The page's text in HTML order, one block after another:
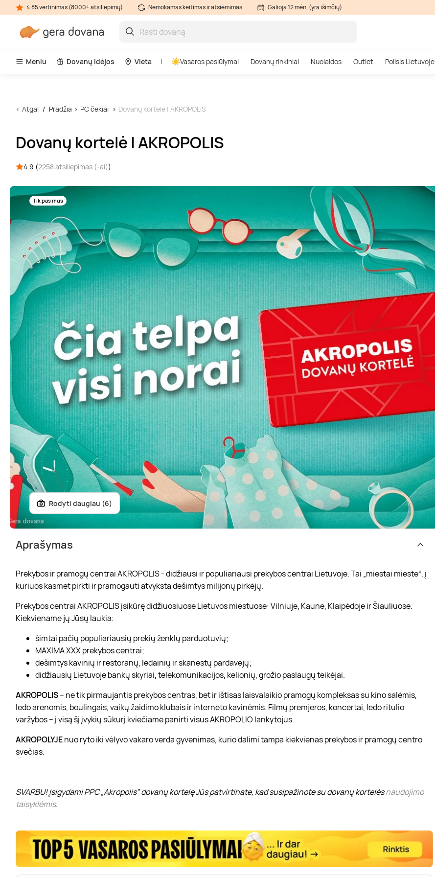
4.85 vertinimas (8000+ atsiliepimų) Nemokamas keitimas ir atsiėmimas Galioja 12 mėn. (yra išimčių)
Meniu Dovanų idėjos Vieta Vasaros pasiūlymai Dovanų rinkiniai Nuolaidos Outlet Poilsis Lietuvoje
Atgal Pradžia PC čekiai Dovanų kortelė | AKROPOLIS
Dovanų kortelė | AKROPOLIS
4.9 (2258 atsiliepimas (-ai))
Tik pas mus
Rodyti daugiau (6)
Aprašymas
Prekybos ir pramogų centrai AKROPOLIS - didžiausi ir populiariausi prekybos centrai Lietuvoje. Tai „miestai mieste“, į
kuriuos kasmet pirkti ir pramogauti atvyksta dešimtys milijonų pirkėjų.
Prekybos centrai AKROPOLIS įsikūrę didžiuosiuose Lietuvos miestuose: Vilniuje, Kaune, Klaipėdoje ir Šiauliuose.
Kiekviename jų Jūsų laukia:
šimtai pačių populiariausių prekių ženklų parduotuvių;
MAXIMA XXX prekybos centrai;
dešimtys kavinių ir restoranų, ledainių ir skanėstų pardavėjų;
didžiausių Lietuvoje bankų skyriai, telekomunikacijos, kelionių, grožio paslaugų teikėjai.
AKROPOLIS– ne tik pirmaujantis prekybos centras, bet ir ištisas laisvalaikio pramogų kompleksas su kino salėmis,
ledo arenomis, boulingais, vaikų žaidimo klubais ir interneto kavinėmis. Filmų premjeros, koncertai, ledo ritulio
varžybos – į visą šį įvykių sūkurį kviečiame panirti visus AKROPOLIO lankytojus.
AKROPOLYJEnuo ryto iki vėlyvo vakaro verda gyvenimas, kurio dalimi tampa kiekvienas prekybos ir pramogų centro
svečias.
SVARBU! Įsigydami PPC „Akropolis” dovanų kortelę Jūs patvirtinate, kad susipažinote su dovanų kortelėsnaudojimo
taisyklėmis.